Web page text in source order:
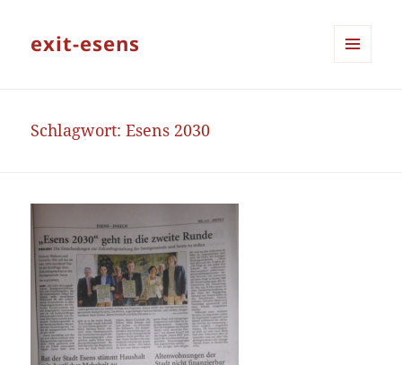
exit-esens
Schlagwort:Esens 2030